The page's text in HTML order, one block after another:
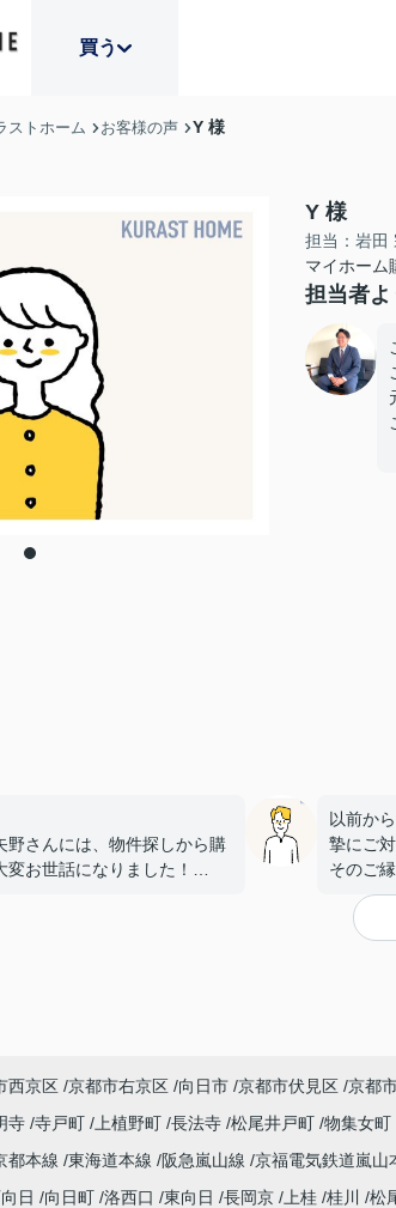
買う
ストホーム お客様の声 Y 様
Y 様
担当：岩田
マイホーム
担当者よ
野さんには、物件探しから購
変お世話になりました！
下さった矢野さんには、たい
ございました。
ちらの要望に沿った物件探し
以前か
摯にご
そのご
ンを見
こちら
迅速な
西京区 京都市右京区 向日市 京都市伏見区 京都
寺 寺戸町 上植野町 長法寺 松尾井戸町 物集女町
都本線 東海道本線 阪急嵐山線 京福電気鉄道嵐山
日 向日町 洛西口 東向日 長岡京 上桂 桂川 松